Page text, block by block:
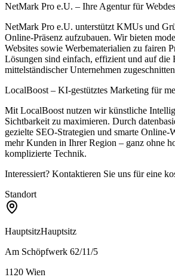
NetMark Pro e.U. – Ihre Agentur für
NetMark Pro e.U. unterstützt KMUs und
Online-Präsenz aufzubauen. Wir bieten
Websites sowie Werbematerialien zu fairen
Lösungen sind einfach, effizient und auf die
mittelständischer Unternehmen
LocalBoost – KI-gestütztes Marketing für
Mit LocalBoost nutzen wir künstliche
Sichtbarkeit zu maximieren. Durch
gezielte SEO-Strategien und smarte Online-
mehr Kunden in Ihrer Region – ganz ohne
komplizierte Technik.
Interessiert? Kontaktieren Sie uns für eine
Standort
HauptsitzHauptsitz
Am Schöpfwerk 62/11/5
1120 Wien